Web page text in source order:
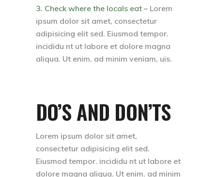
3. Check where the locals eat – Lorem
ipsum dolor sit amet, consectetur
adipisicing elit sed. Eiusmod tempor.
incididu nt ut labore et dolore magna
aliqua. Ut enim. ad minim veniam, uis.
DO’S AND DON’TS
Lorem ipsum dolor sit amet,
consectetur adipisicing elit sed.
Eiusmod tempor. incididu nt ut labore et
dolore magna aliqua. Ut enim. ad minim